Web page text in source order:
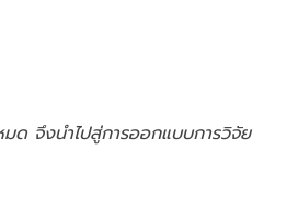
ด จึงนำไปสู่การออกแบบการวิจัย